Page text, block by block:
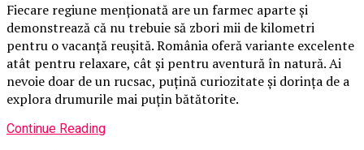
Fiecare regiune menționată are un farmec aparte și
demonstrează că nu trebuie să zbori mii de kilometri
pentru o vacanță reușită. România oferă variante excelente
atât pentru relaxare, cât și pentru aventură în natură. Ai
nevoie doar de un rucsac, puțină curiozitate și dorința de a
explora drumurile mai puțin bătătorite.
Continue Reading